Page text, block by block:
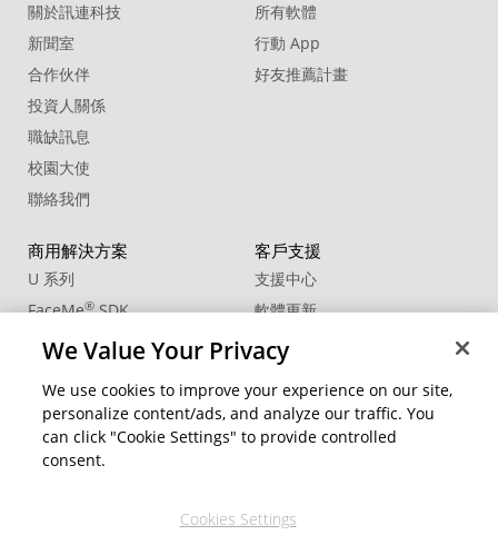
18. Sound Effect - CARTOON Percussive
19. Sound Effect - CARTOON Percussive
Ascend
23. Sound Effect - CARTOON Swipe 01
25. Sound Effect - Character Jump
26. Sound Effect - CINEMATIC Blob
Sweep
27. Sound Effect - ELEMENTS Pop 01
關於訊連科技
新聞室
合作伙伴
投資人關係
職缺訊息
校園大使
聯絡我們
所有軟體
行動 App
好友推薦計畫
商用解決方案
U 系列
FaceMe®SDK
客戶支援
支援中心
軟體更新
教學中心
CCP國際專業認證
社群資源
會員專區
變更地區
We Value Your Privacy
We use cookies to improve your experience on our site,
personalize content/ads, and analyze our traffic. You
can click "Cookie Settings" to provide controlled
consent.
Cookies Settings